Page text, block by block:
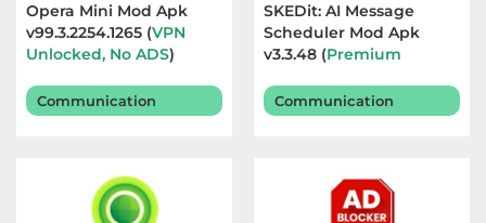
Opera Mini Mod Apk
v99.3.2254.1265 (VPN
Unlocked, No ADS)
Communication
SKEDit: AI Message
Scheduler Mod Apk
v3.3.48 (Premium
Communication